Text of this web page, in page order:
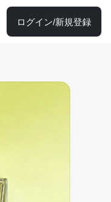
ログイン/新規登録